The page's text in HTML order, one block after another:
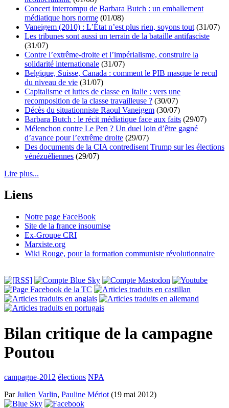
Concert interrompu de Barbara Butch : un emballement
médiatique hors norme (01/08)
Vaneigem (2010) : L’État n’est plus rien, soyons tout (31/07)
Les tribunes sont aussi un terrain de la bataille antifasciste
(31/07)
Contre l’extrême-droite et l’impérialisme, construire la
solidarité internationale (31/07)
Belgique, Suisse, Canada : comment le PIB masque le recul
du niveau de vie (31/07)
Capitalisme et luttes de classe en Italie : vers une
recomposition de la classe travailleuse ? (30/07)
Décès du situationniste Raoul Vaneigem (30/07)
Barbara Butch : le récit médiatique face aux faits (29/07)
Mélenchon contre Le Pen ? Un duel loin d’être gagné
d’avance pour l’extrême droite (29/07)
Des documents de la CIA contredisent Trump sur les élections
vénézuéliennes (29/07)
Lire plus...
Liens
Notre page FaceBook
Site de la france insoumise
Ex-Groupe CRI
Marxiste.org
Wiki Rouge, pour la formation communiste révolutionnaire
Bilan critique de la campagne
Poutou
campagne-2012 élections NPA
ParJulien Varlin, Pauline Mériot (19 mai 2012)